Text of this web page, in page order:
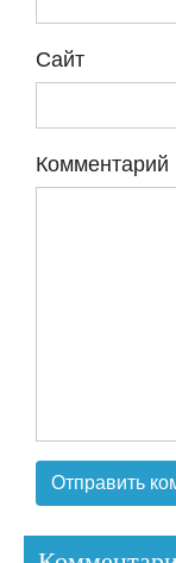
Сайт
Комментарий